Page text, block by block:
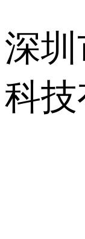
深
科技